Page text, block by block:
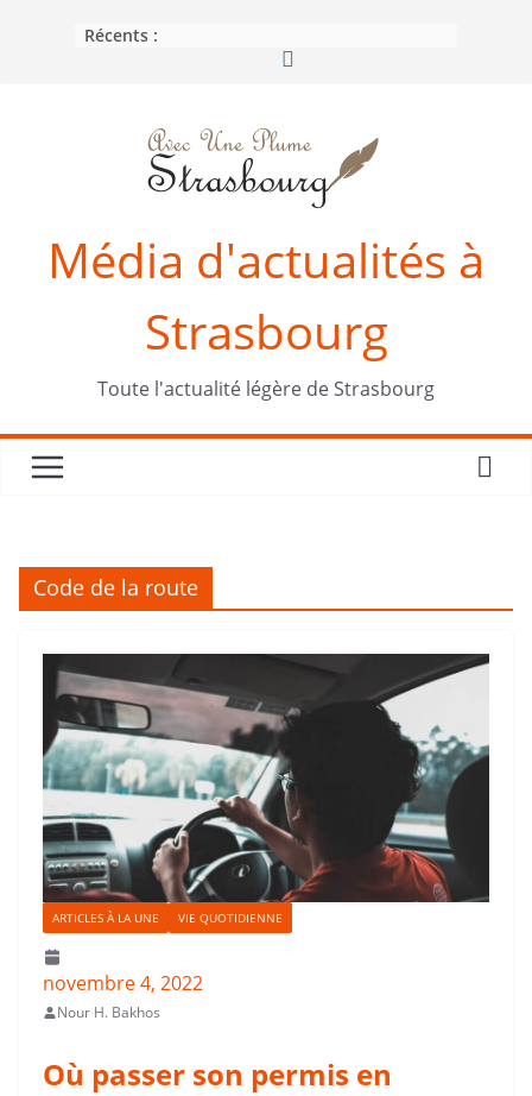
Récents :
Média d'actualités à
Strasbourg
Toute l'actualité légère de Strasbourg
Code de la route
ARTICLES À LA UNE VIE QUOTIDIENNE
novembre 4, 2022
Nour H. Bakhos
Où passer son permis en